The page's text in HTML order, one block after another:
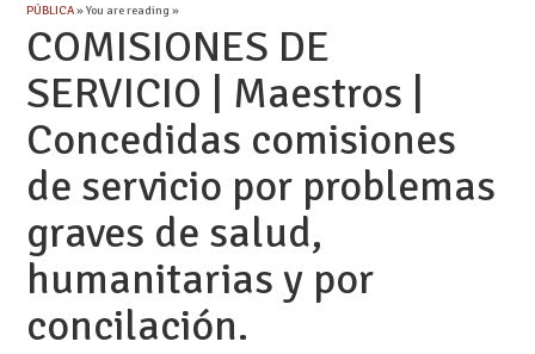
PÚBLICA» You are reading »
COMISIONES DE
SERVICIO | Maestros |
Concedidas comisiones
de servicio por problemas
graves de salud,
humanitarias y por
concilación.